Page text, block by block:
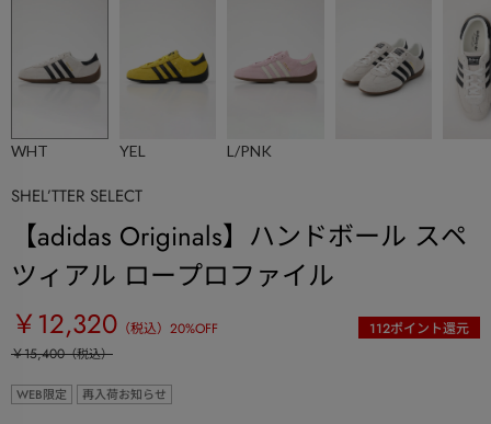
WHT YEL L/PNK
SHEL’TTER SELECT
【adidas Originals】ハンドボール スペ
ツィアル ロープロファイル
￥12,320 （税込） 20%OFF 112ポイント還元
￥15,400（税込）
WEB限定 再入荷お知らせ